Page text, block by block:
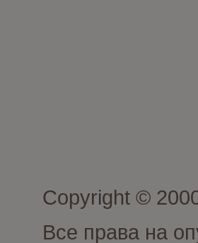
Copyright ©
Все права на